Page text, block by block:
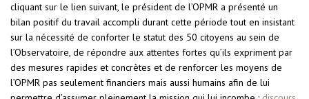
cliquant sur le lien suivant, le président de l’OPMR a présenté un
bilan positif du travail accompli durant cette période tout en insistant
sur la nécessité de conforter le statut des 50 citoyens au sein de
l’Observatoire, de répondre aux attentes fortes qu’ils expriment par
des mesures rapides et concrètes et de renforcer les moyens de
l’OPMR pas seulement financiers mais aussi humains afin de lui